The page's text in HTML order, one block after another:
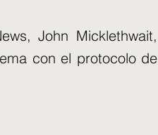
John Micklethwait,
con el protocolo de